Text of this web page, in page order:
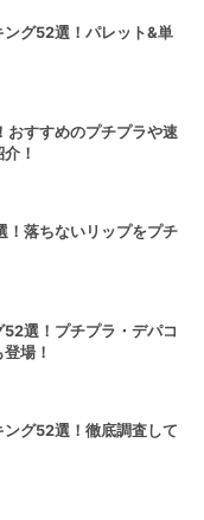
グ52選！パレット&単
おすすめのプチプラや速
！
！落ちないリップをプチ
選！プチプラ・デパコ
場！
グ52選！徹底調査して